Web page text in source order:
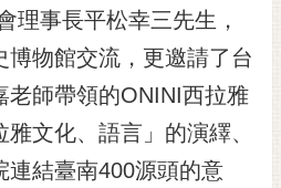
理事長平松幸三先生，
博物館交流，更邀請了台
老師帶領的ONINI西拉雅
文化、語言」的演繹、
連結臺南400源頭的意